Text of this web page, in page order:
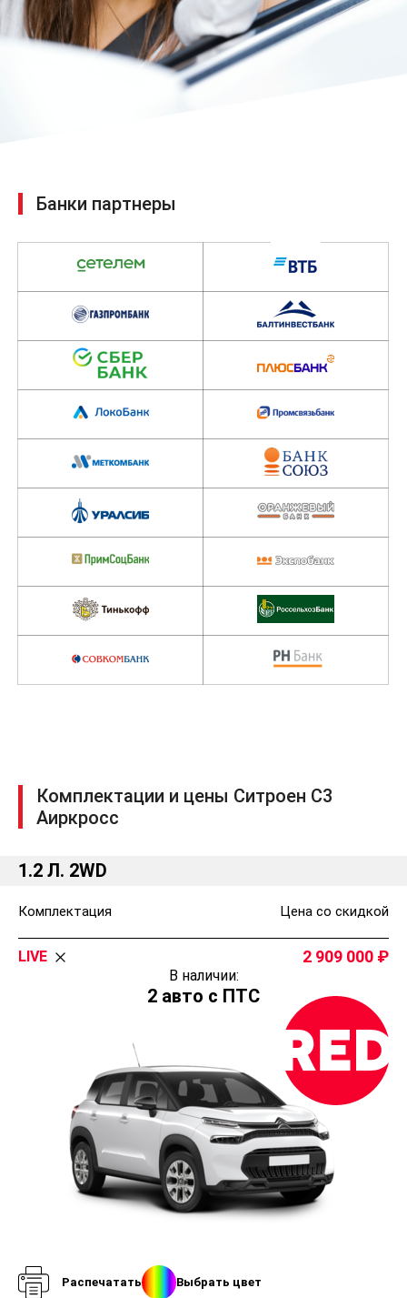
Банки партнеры
Комплектации и цены Ситроен С3
Аиркросс
1.2 Л. 2WD
Комплектация Цена со скидкой
LIVE 2 909 000
В наличии:
2 авто с ПТС
Распечатать Выбрать цвет